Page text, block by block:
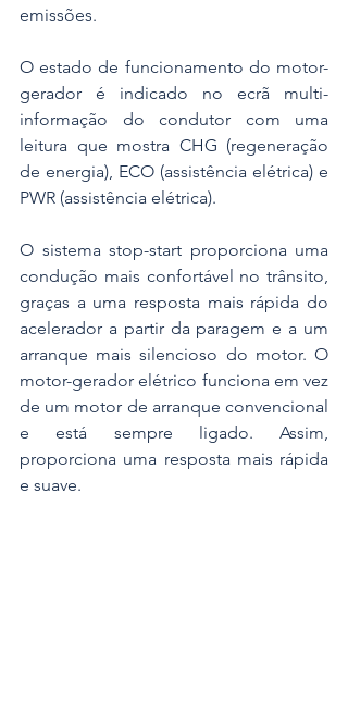
emissões.
O estado de funcionamento do motor-
gerador é indicado no ecrã multi-
informação do condutor com uma
leitura que mostra CHG (regeneração
de energia), ECO (assistência elétrica) e
PWR (assistência elétrica).
O sistema stop-start proporciona uma
condução mais confortável no trânsito,
graças a uma resposta mais rápida do
acelerador a partir da paragem e a um
arranque mais silencioso do motor. O
motor-gerador elétrico funciona em vez
de um motor de arranque convencional
e está sempre ligado. Assim,
proporciona uma resposta mais rápida
e suave.